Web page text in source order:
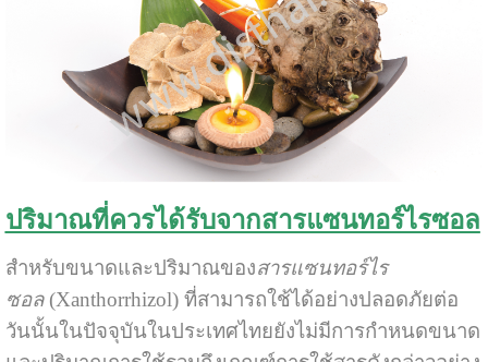
ปริมาณที่ควรได้รับจากสารแซนทอร์ไรซอล
สำหรับขนาดและปริมาณของสารแซนทอร์ไร
ซอล (Xanthorrhizol) ที่สามารถใช้ได้อย่างปลอดภัยต่อ
วันนั้นในปัจจุบันในประเทศไทยยังไม่มีการกำหนดขนาด